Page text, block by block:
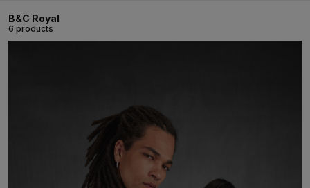
B&C Royal
6 products